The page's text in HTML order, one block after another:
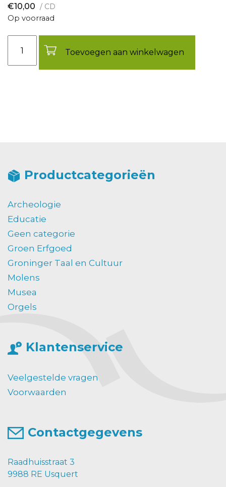
€10,00 / CD
Op voorraad
Toevoegen aan winkelwagen
Productcategorieën
Archeologie
Educatie
Geen categorie
Groen Erfgoed
Groninger Taal en Cultuur
Molens
Musea
Orgels
Klantenservice
Veelgestelde vragen
Voorwaarden
Contactgegevens
Raadhuisstraat 3
9988 RE Usquert